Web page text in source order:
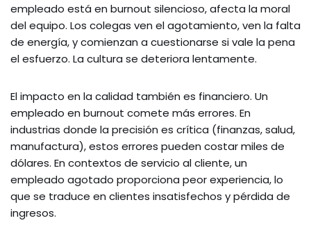
empleado está en burnout silencioso, afecta la moral
del equipo. Los colegas ven el agotamiento, ven la falta
de energía, y comienzan a cuestionarse si vale la pena
el esfuerzo. La cultura se deteriora lentamente.
El impacto en la calidad también es financiero. Un
empleado en burnout comete más errores. En
industrias donde la precisión es crítica (finanzas, salud,
manufactura), estos errores pueden costar miles de
dólares. En contextos de servicio al cliente, un
empleado agotado proporciona peor experiencia, lo
que se traduce en clientes insatisfechos y pérdida de
ingresos.